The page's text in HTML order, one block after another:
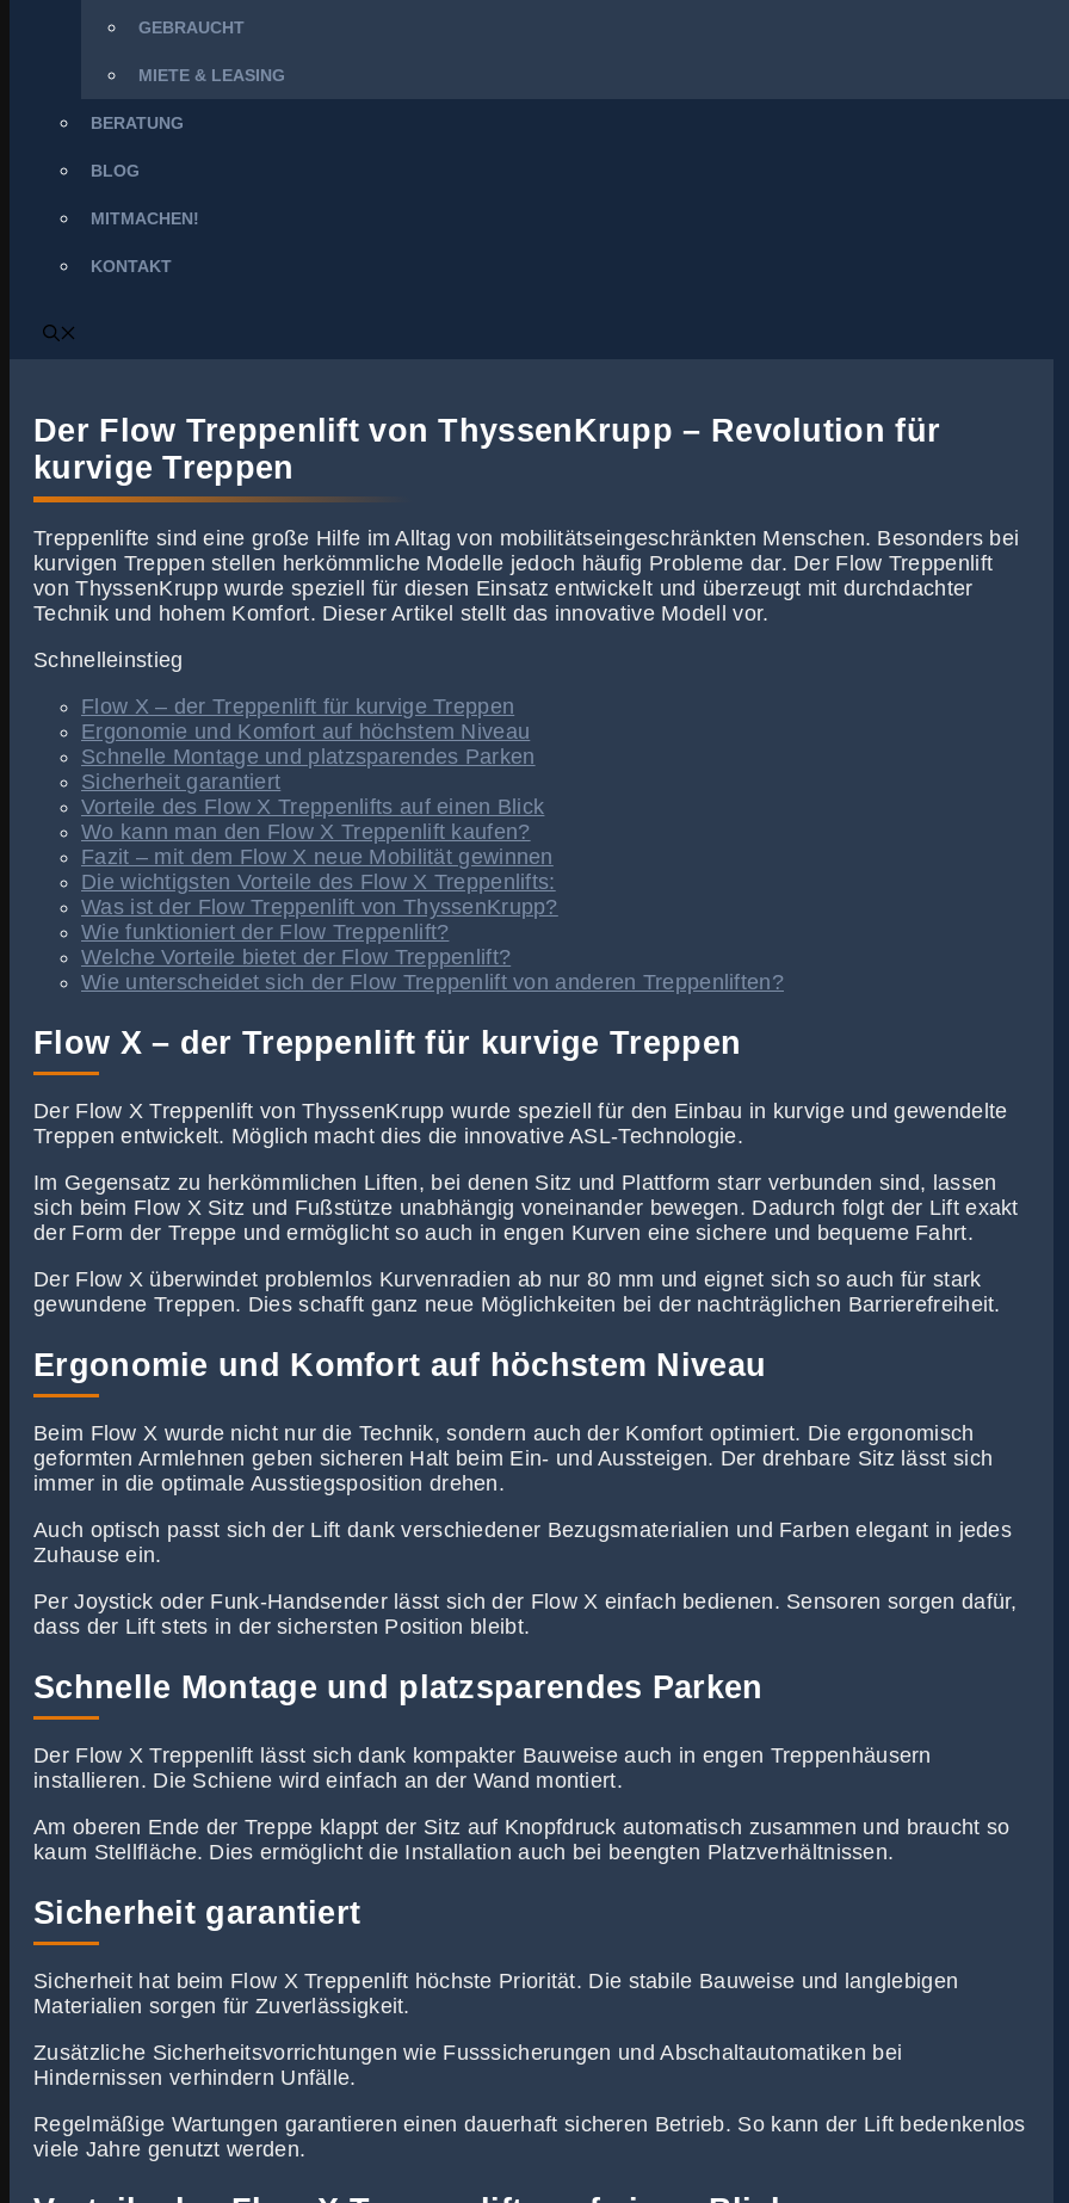
GEBRAUCHT
MIETE & LEASING
BERATUNG
BLOG
MITMACHEN!
KONTAKT
Der Flow Treppenlift von ThyssenKrupp – Revolution für
kurvige Treppen
Treppenlifte sind eine große Hilfe im Alltag von mobilitätseingeschränkten Menschen. Besonders bei
kurvigen Treppen stellen herkömmliche Modelle jedoch häufig Probleme dar. Der Flow Treppenlift
von ThyssenKrupp wurde speziell für diesen Einsatz entwickelt und überzeugt mit durchdachter
Technik und hohem Komfort. Dieser Artikel stellt das innovative Modell vor.
Schnelleinstieg
Flow X – der Treppenlift für kurvige Treppen
Ergonomie und Komfort auf höchstem Niveau
Schnelle Montage und platzsparendes Parken
Sicherheit garantiert
Vorteile des Flow X Treppenlifts auf einen Blick
Wo kann man den Flow X Treppenlift kaufen?
Fazit – mit dem Flow X neue Mobilität gewinnen
Die wichtigsten Vorteile des Flow X Treppenlifts:
Was ist der Flow Treppenlift von ThyssenKrupp?
Wie funktioniert der Flow Treppenlift?
Welche Vorteile bietet der Flow Treppenlift?
Wie unterscheidet sich der Flow Treppenlift von anderen Treppenliften?
Flow X – der Treppenlift für kurvige Treppen
Der Flow X Treppenlift von ThyssenKrupp wurde speziell für den Einbau in kurvige und gewendelte
Treppen entwickelt. Möglich macht dies die innovative ASL-Technologie.
Im Gegensatz zu herkömmlichen Liften, bei denen Sitz und Plattform starr verbunden sind, lassen
sich beim Flow X Sitz und Fußstütze unabhängig voneinander bewegen. Dadurch folgt der Lift exakt
der Form der Treppe und ermöglicht so auch in engen Kurven eine sichere und bequeme Fahrt.
Der Flow X überwindet problemlos Kurvenradien ab nur 80 mm und eignet sich so auch für stark
gewundene Treppen. Dies schafft ganz neue Möglichkeiten bei der nachträglichen Barrierefreiheit.
Ergonomie und Komfort auf höchstem Niveau
Beim Flow X wurde nicht nur die Technik, sondern auch der Komfort optimiert. Die ergonomisch
geformten Armlehnen geben sicheren Halt beim Ein- und Aussteigen. Der drehbare Sitz lässt sich
immer in die optimale Ausstiegsposition drehen.
Auch optisch passt sich der Lift dank verschiedener Bezugsmaterialien und Farben elegant in jedes
Zuhause ein.
Per Joystick oder Funk-Handsender lässt sich der Flow X einfach bedienen. Sensoren sorgen dafür,
dass der Lift stets in der sichersten Position bleibt.
Schnelle Montage und platzsparendes Parken
Der Flow X Treppenlift lässt sich dank kompakter Bauweise auch in engen Treppenhäusern
installieren. Die Schiene wird einfach an der Wand montiert.
Am oberen Ende der Treppe klappt der Sitz auf Knopfdruck automatisch zusammen und braucht so
kaum Stellfläche. Dies ermöglicht die Installation auch bei beengten Platzverhältnissen.
Sicherheit garantiert
Sicherheit hat beim Flow X Treppenlift höchste Priorität. Die stabile Bauweise und langlebigen
Materialien sorgen für Zuverlässigkeit.
Zusätzliche Sicherheitsvorrichtungen wie Fusssicherungen und Abschaltautomatiken bei
Hindernissen verhindern Unfälle.
Regelmäßige Wartungen garantieren einen dauerhaft sicheren Betrieb. So kann der Lift bedenkenlos
viele Jahre genutzt werden.